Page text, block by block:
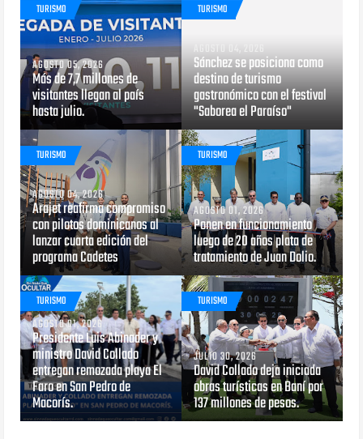
TURISMO
AGOSTO 05, 2026
Más de 7,7 millones de
visitantes llegan al país
hasta julio.
TURISMO
AGOSTO 04, 2026
Sánchez se posiciona como
destino de turismo
gastronómico con el festival
"Saborea el Paraíso"
TURISMO
AGOSTO 04, 2026
Arajet reafirma compromiso
con pilotos dominicanos al
lanzar cuarta edición del
programa Cadetes
TURISMO
AGOSTO 01, 2026
Ponen en funcionamiento
luego de 20 años plata de
tratamiento de Juan Dolio.
TURISMO
AGOSTO 01, 2026
Presidente Luis Abinader y
ministro David Collado
entregan remozada playa El
Faro en San Pedro de
Macorís.
TURISMO
JULIO 30, 2026
David Collado deja iniciada
obras turísticas en Baní por
137 millones de pesos.